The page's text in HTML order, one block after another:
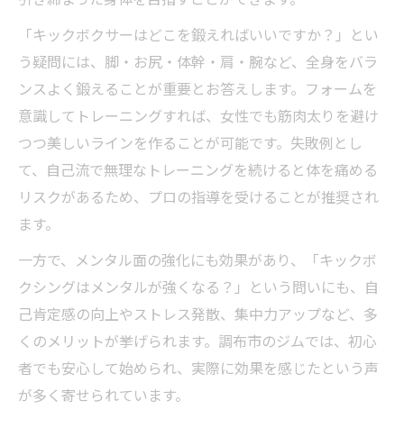
「キックボクサーはどこを鍛えればいいですか？」とい
う疑問には、脚・お尻・体幹・肩・腕など、全身をバラ
ンスよく鍛えることが重要とお答えします。フォームを
意識してトレーニングすれば、女性でも筋肉太りを避け
つつ美しいラインを作ることが可能です。失敗例とし
て、自己流で無理なトレーニングを続けると体を痛める
リスクがあるため、プロの指導を受けることが推奨され
ます。
一方で、メンタル面の強化にも効果があり、「キックボ
クシングはメンタルが強くなる？」という問いにも、自
己肯定感の向上やストレス発散、集中力アップなど、多
くのメリットが挙げられます。調布市のジムでは、初心
者でも安心して始められ、実際に効果を感じたという声
が多く寄せられています。